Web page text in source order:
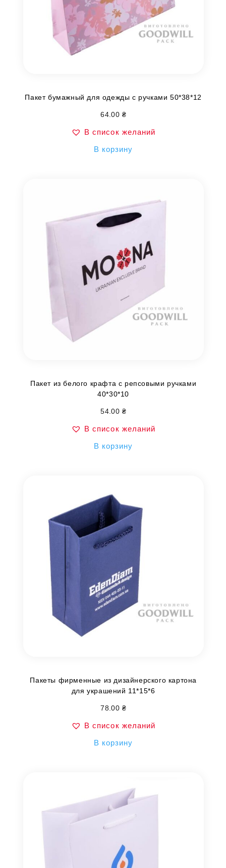
Пакет бумажный для одежды с ручками 50*38*12
64.00 ₴
В список желаний
В корзину
Пакет из белого крафта с репсовыми ручками
40*30*10
54.00 ₴
В список желаний
В корзину
Пакеты фирменные из дизайнерского картона
для украшений 11*15*6
78.00 ₴
В список желаний
В корзину